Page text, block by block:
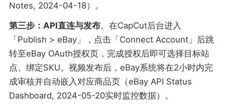
Notes, 2024-04-18）。
第三步：API直连与发布。在CapCut后台进入
「Publish > eBay」，点击「Connect Account」后跳
转至eBay OAuth授权页，完成授权后即可选择目标站
点、绑定SKU。视频发布后，eBay系统将在2小时内完
成审核并自动嵌入对应商品页（eBay API Status
Dashboard, 2024-05-20实时监控数据）。